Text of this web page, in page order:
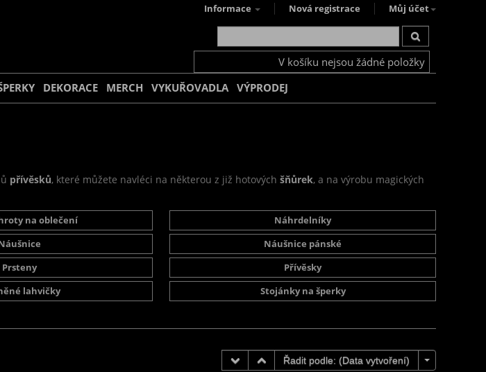
Informace Nová registrace Můj účet
V košíku nejsou žádné položky
DEKORACE MERCH VYKUŘOVADLA VÝPRODEJ
přívěsků, které můžete navléci na některou z již hotových šňůrek, a na výrobu magických
na oblečení
Náhrdelníky
Náušnice pánské
Prsteny
Přívěsky
lahvičky
Stojánky na šperky
Řadit podle: (Data vytvoření)